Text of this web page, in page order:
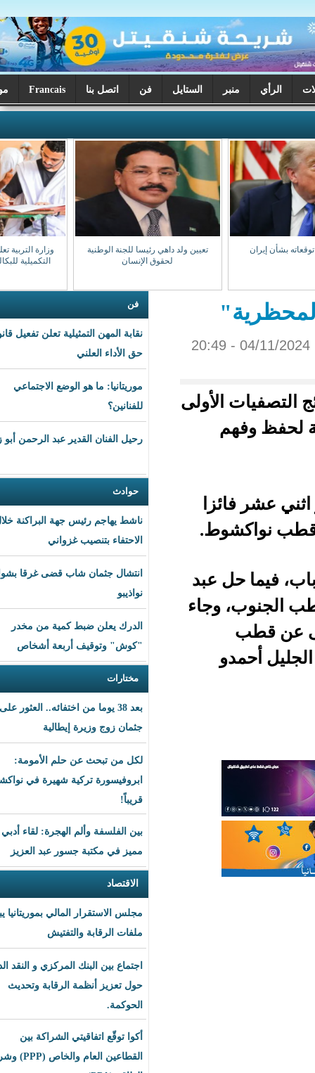
الستايل فن اتصل بنا Francais موريتانيا اليوم
تعيين ولد داهي رئيسا للجنة الوطنية
وزارة التربية تعلن بدء تصحيح الدورة
التكميلية للبكالوريا السبت المقبل
فن
نقابة المهن التمثيلية تعلن تفعيل قانون
حق الأداء العلني
موريتانيا: ما هو الوضع الاجتماعي
للفنانين؟
رحيل الفنان القدير عبد الرحمن أبو زهرة
ناشط يهاجم رئيس جهة البراكنة خلال
الاحتفاء بتنصيب غزواني
انتشال جثمان شاب قضى غرقا بشواطئ
الدرك يعلن ضبط كمية من مخدر
"كوش" وتوقيف أربعة أشخاص
بعد 38 يوما من اختفائه.. العثور على
جثمان زوج وزيرة إيطالية
لكل من تبحث عن حلم الأمومة:
ابروفيسورة تركية شهيرة في نواكشوط
بين الفلسفة وألم الهجرة: لقاء أدبي
مميز في مكتبة جسور عبد العزيز
مجلس الاستقرار المالي بموريتانيا يبحث
ملفات الرقابة والتفتيش
اجتماع بين البنك المركزي و النقد الدولي
حول تعزيز أنظمة الرقابة وتحديث
أكوا توقّع اتفاقيتي الشراكة بين
القطاعين العام والخاص (PPP) وشراء
عبد
وجاء